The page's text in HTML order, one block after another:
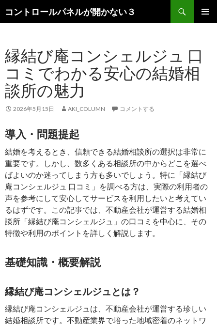
コントロールパネルが開かない３
索
ン
ツ
へ
ス
キ
ッ
プ
縁結び庵コンシェルジュ 口
コミでわかる安心の結婚相
談所の魅力
2026年5月15日 AKI_COLUMN コメントする
導入・問題提起
結婚を考えるとき、信頼できる結婚相談所の選択は非常に
重要です。しかし、数多くある相談所の中からどこを選べ
ばよいのか迷ってしまう方も多いでしょう。特に「縁結び
庵コンシェルジュ 口コミ」を調べる方は、実際の利用者の
声を参考にして安心してサービスを利用したいと考えてい
るはずです。この記事では、不動産会社が運営する結婚相
談所「縁結び庵コンシェルジュ」の口コミを中心に、その
特徴や利用のポイントを詳しく解説します。
基礎知識・概要解説
縁結び庵コンシェルジュとは？
縁結び庵コンシェルジュは、不動産会社が運営する珍しい
結婚相談所です。不動産業界で培った地域密着のネットワ